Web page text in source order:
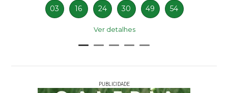
03 16 24 30 49 54
Ver detalhes
PUBLICIDADE